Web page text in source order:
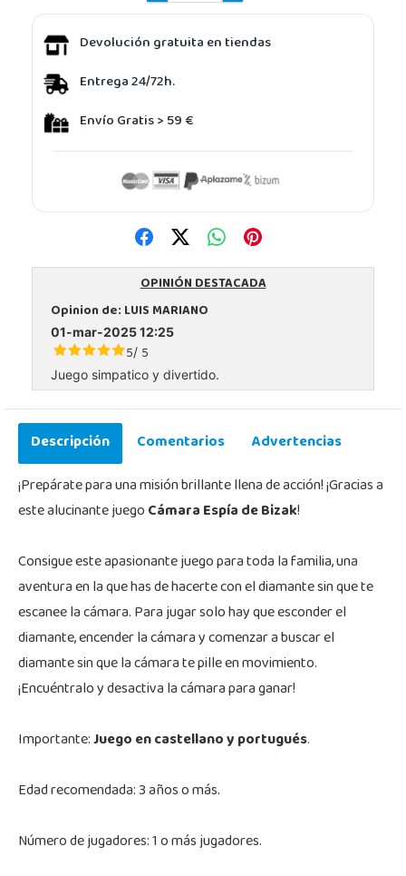
Devolución gratuita en tiendas
Entrega 24/72h.
Envío Gratis > 59 €
OPINIÓN DESTACADA
Opinion de:LUIS MARIANO
01-mar-2025 12:25
5/ 5
Juego simpatico y divertido.
Descripción Comentarios
Advertencias
¡Prepárate para una misión brillante llena de acción! ¡Gracias a
este alucinante juegoCámara Espía de Bizak!
Consigue este apasionante juego para toda la familia, una
aventura en la que has de hacerte con el diamante sin que te
escanee la cámara. Para jugar solo hay que esconder el
diamante, encender la cámara y comenzar a buscar el
diamante sin que la cámara te pille en movimiento.
¡Encuéntralo y desactiva la cámara para ganar!
Importante:Juego en castellano y portugués.
Edad recomendada: 3 años o más.
Número de jugadores: 1 o más jugadores.